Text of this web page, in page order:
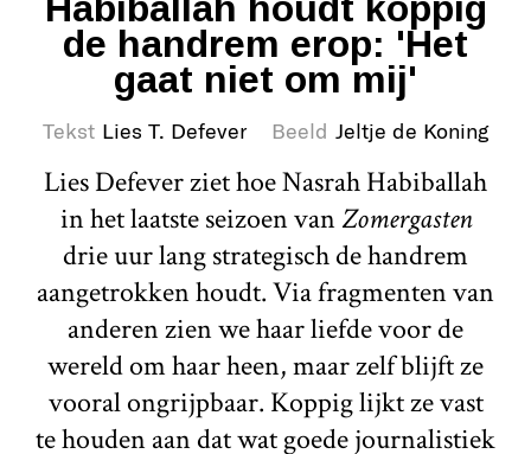
Habiballah houdt koppig
de handrem erop: 'Het
gaat niet om mij'
Tekst Lies T. Defever Beeld Jeltje de Koning
Lies Defever ziet hoe Nasrah Habiballah
in het laatste seizoen vanZomergasten
drie uur lang strategisch de handrem
aangetrokken houdt. Via fragmenten van
anderen zien we haar liefde voor de
wereld om haar heen, maar zelf blijft ze
vooral ongrijpbaar. Koppig lijkt ze vast
te houden aan dat wat goede journalistiek